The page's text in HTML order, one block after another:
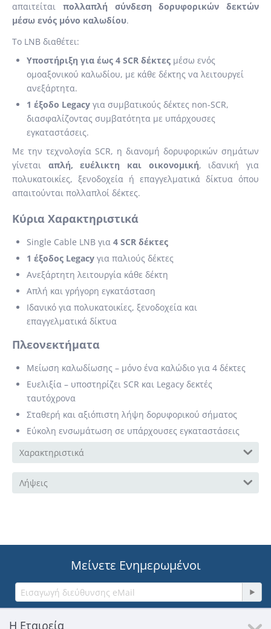
απαιτείται πολλαπλή σύνδεση δορυφορικών δεκτών
μέσω ενός μόνο καλωδίου.
Το LNB διαθέτει:
Υποστήριξη για έως 4 SCR δέκτες μέσω ενός
ομοαξονικού καλωδίου, με κάθε δέκτης να λειτουργεί
ανεξάρτητα.
1 έξοδο Legacy για συμβατικούς δέκτες non-SCR,
διασφαλίζοντας συμβατότητα με υπάρχουσες
εγκαταστάσεις.
Με την τεχνολογία SCR, η διανομή δορυφορικών σημάτων
γίνεται απλή, ευέλικτη και οικονομική, ιδανική για
πολυκατοικίες, ξενοδοχεία ή επαγγελματικά δίκτυα όπου
απαιτούνται πολλαπλοί δέκτες.
Κύρια Χαρακτηριστικά
Single Cable LNB για 4 SCR δέκτες
1 έξοδος Legacy για παλιούς δέκτες
Ανεξάρτητη λειτουργία κάθε δέκτη
Απλή και γρήγορη εγκατάσταση
Ιδανικό για πολυκατοικίες, ξενοδοχεία και
επαγγελματικά δίκτυα
Πλεονεκτήματα
Μείωση καλωδίωσης – μόνο ένα καλώδιο για 4 δέκτες
Ευελιξία – υποστηρίζει SCR και Legacy δεκτές
ταυτόχρονα
Σταθερή και αξιόπιστη λήψη δορυφορικού σήματος
Εύκολη ενσωμάτωση σε υπάρχουσες εγκαταστάσεις
Χαρακτηριστικά
Λήψεις
Μείνετε Ενημερωμένοι
Η Εταιρεία